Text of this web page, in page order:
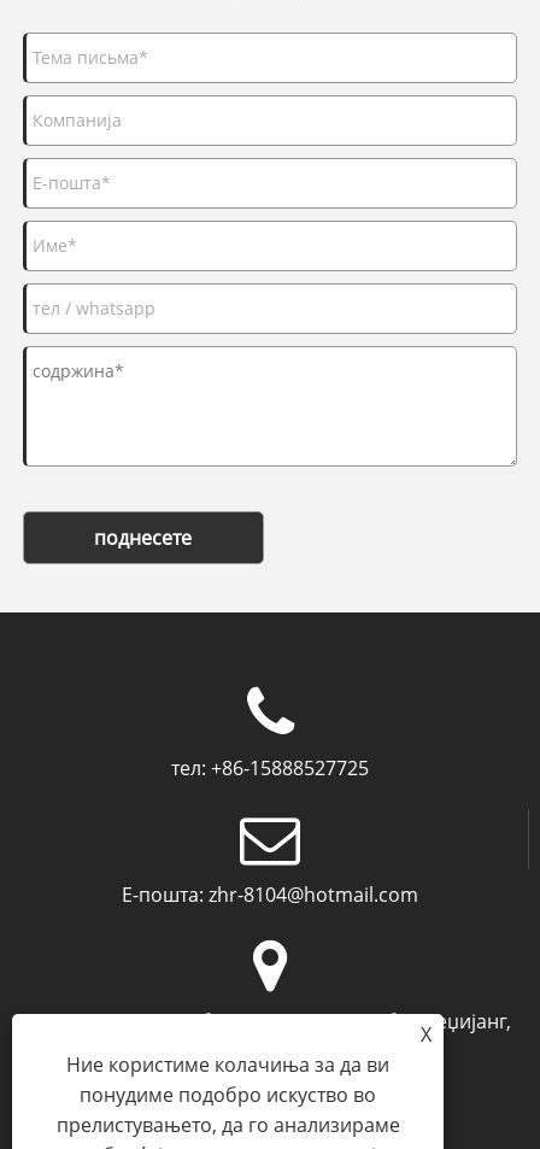
поднесете
тел: +86-15888527725
Е-пошта: zhr-8104@hotmail.com
Адреса:Кат 2, Нанбанг Мингзуо, Нингбо, Жеџијанг,
X
Ние користиме колачиња за да ви
понудиме подобро искуство во
прелистувањето, да го анализираме